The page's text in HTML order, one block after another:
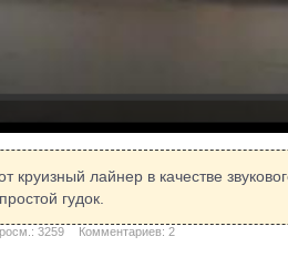
круизный лайнер в качестве
гудок.
3259 Комментариев: 2